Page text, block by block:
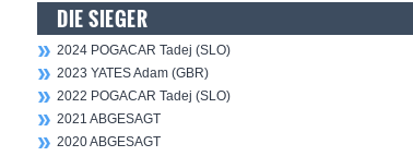
DIE SIEGER
2024 POGACAR Tadej (SLO)
2023 YATES Adam (GBR)
2022 POGACAR Tadej (SLO)
2021 ABGESAGT
2020 ABGESAGT